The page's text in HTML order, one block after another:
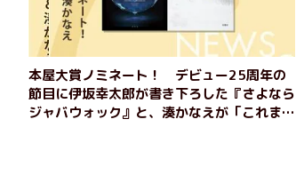
本屋大賞ノミネート！ デビュー25周年の
節目に伊坂幸太郎が書き下ろした『さよなら
ジャバウォック』と、湊かなえが「これまで